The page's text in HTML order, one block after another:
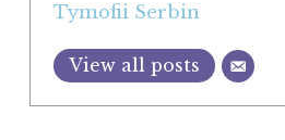
Tymofii Serbin
View all posts